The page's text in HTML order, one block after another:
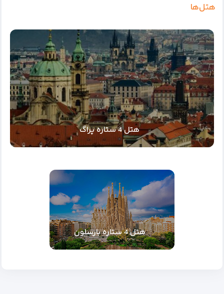
هتل‌ها
هتل 4 ستاره پراگ
هتل 4 ستاره بارسلون